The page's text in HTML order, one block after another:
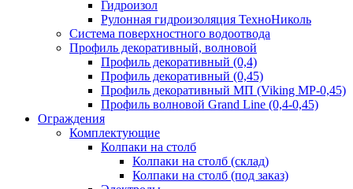
Гидроизол
Рулонная гидроизоляция ТехноНиколь
Система поверхностного водоотвода
Профиль декоративный, волновой
Профиль декоративный (0,4)
Профиль декоративный (0,45)
Профиль декоративный МП (Viking MP-0,45)
Профиль волновой Grand Line (0,4-0,45)
Ограждения
Комплектующие
Колпаки на столб
Колпаки на столб (склад)
Колпаки на столб (под заказ)